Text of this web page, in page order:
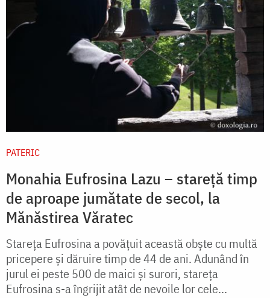
PATERIC
Monahia Eufrosina Lazu – stareță timp
de aproape jumătate de secol, la
Mănăstirea Văratec
Stareța Eufrosina a povăţuit această obşte cu multă
pricepere şi dăruire timp de 44 de ani. Adunând în
jurul ei peste 500 de maici şi surori, stareţa
Eufrosina s-a îngrijit atât de nevoile lor cele...